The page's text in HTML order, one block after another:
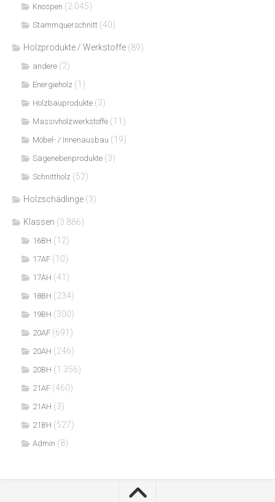
Knospen (2.045)
Stammquerschnitt (40)
Holzprodukte / Werkstoffe (89)
andere (2)
Energieholz (1)
Holzbauprodukte (3)
Massivholzwerkstoffe (11)
Möbel- / Innenausbau (19)
Sägenebenprodukte (3)
Schnittholz (52)
Holzschädlinge (3)
Klassen (3.886)
16BH (12)
17AF (10)
17AH (41)
18BH (234)
19BH (300)
20AF (691)
20AH (246)
20BH (1.356)
21AF (460)
21AH (3)
21BH (527)
Admin (8)